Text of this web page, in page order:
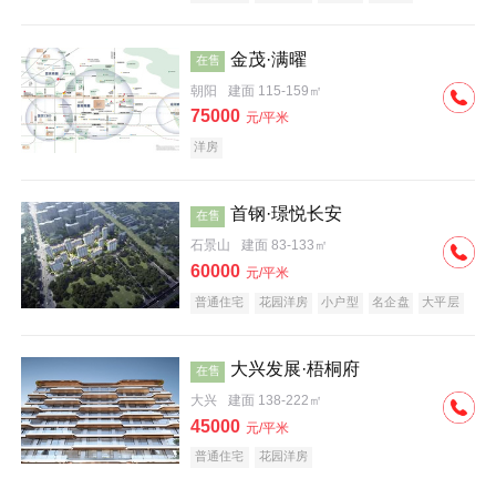
在售 金茂·满曜
朝阳 建面 115-159㎡
75000 元/平米
洋房
在售 首钢·璟悦长安
石景山 建面 83-133㎡
60000 元/平米
普通住宅 花园洋房 小户型 名企盘 大平层
在售 大兴发展·梧桐府
大兴 建面 138-222㎡
45000 元/平米
普通住宅 花园洋房